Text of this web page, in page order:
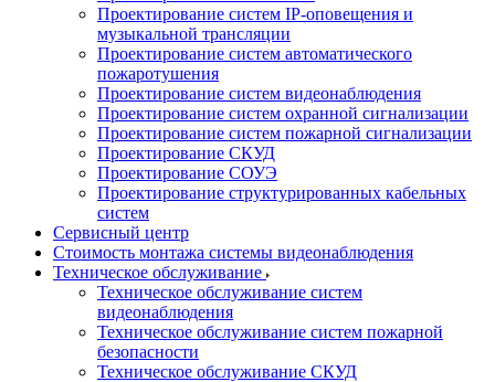
Проектирование систем IP-оповещения и
музыкальной трансляции
Проектирование систем автоматического
пожаротушения
Проектирование систем видеонаблюдения
Проектирование систем охранной сигнализации
Проектирование систем пожарной сигнализации
Проектирование СКУД
Проектирование СОУЭ
Проектирование структурированных кабельных
систем
Сервисный центр
Стоимость монтажа системы видеонаблюдения
Техническое обслуживание
Техническое обслуживание систем
видеонаблюдения
Техническое обслуживание систем пожарной
безопасности
Техническое обслуживание СКУД